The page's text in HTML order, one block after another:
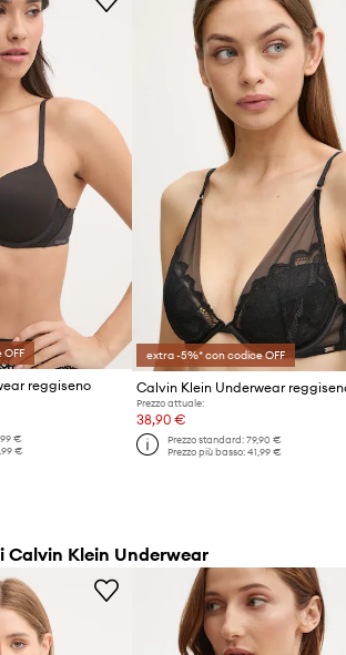
reggiseno
€
€
extra -5%* con codice OFF
Calvin Klein Underwear
Prezzo attuale:
38,90 €
Prezzo standard: 79,90 €
Prezzo più basso: 41,99 €
Calvin Klein Underwear